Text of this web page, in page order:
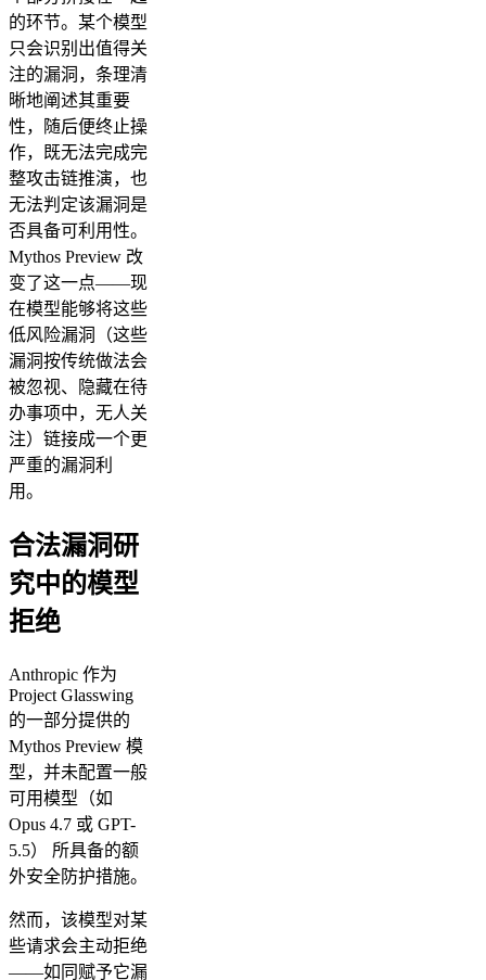
的环节。某个模型
只会识别出值得关
注的漏洞，条理清
晰地阐述其重要
性，随后便终止操
作，既无法完成完
整攻击链推演，也
无法判定该漏洞是
否具备可利用性。
Mythos Preview 改
变了这一点——现
在模型能够将这些
低风险漏洞（这些
漏洞按传统做法会
被忽视、隐藏在待
办事项中，无人关
注）链接成一个更
严重的漏洞利
用。
合法漏洞研
究中的模型
拒绝
Anthropic 作为
Project Glasswing
的一部分提供的
Mythos Preview 模
型，并未配置一般
可用模型（如
Opus 4.7 或 GPT-
5.5） 所具备的额
外安全防护措施。
然而，该模型对某
些请求会主动拒绝
——如同赋予它漏